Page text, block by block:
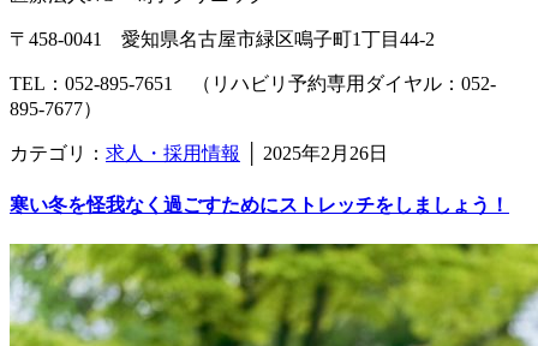
〒458-0041 愛知県名古屋市緑区鳴子町1丁目44-2
TEL：052-895-7651 （リハビリ予約専用ダイヤル：052-
895-7677）
カテゴリ： 求人・採用情報 2025年2月26日
寒い冬を怪我なく過ごすためにストレッチをしましょう！